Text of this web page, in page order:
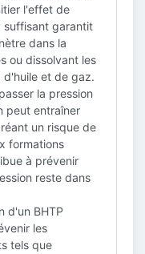
l'effet de
suffisant garantit
dans la
ou dissolvant les
d'huile et de gaz.
la pression
peut entraîner
un risque de
formations
à prévenir
reste dans
d'un BHTP
les
tels que